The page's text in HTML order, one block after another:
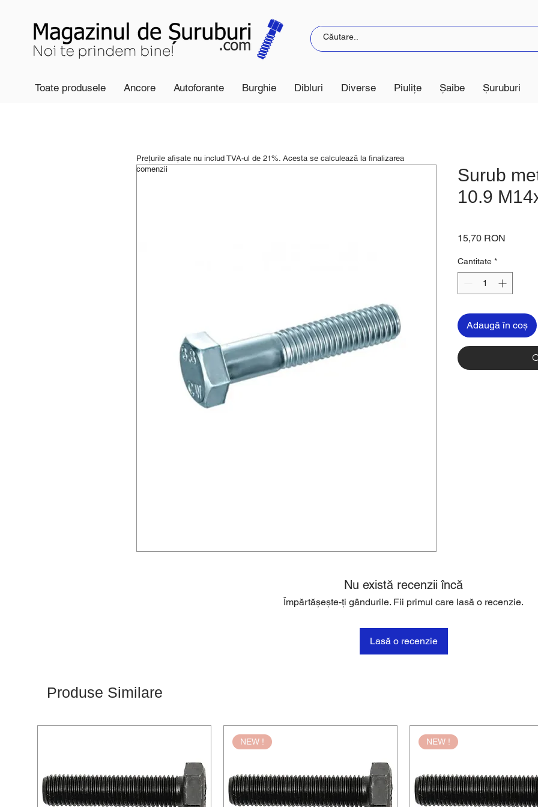
Toate produsele Ancore Autoforante Burghie Dibluri Diverse Piulițe Șaibe Șuruburi
Surub
10.9
15,70 RON
Cantitate *
Adaugă în coș
Nu există recenzii încă
Împărtășește-ți gândurile. Fii primul care lasă o recenzie.
Lasă o recenzie
Prețurile afișate nu includ TVA-ul de 21%. Acesta se calculează la finalizarea
comenzii
Produse Similare
NEW ! NEW !